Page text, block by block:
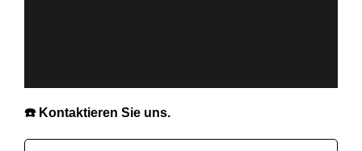
☎️ Kontaktieren Sie uns.